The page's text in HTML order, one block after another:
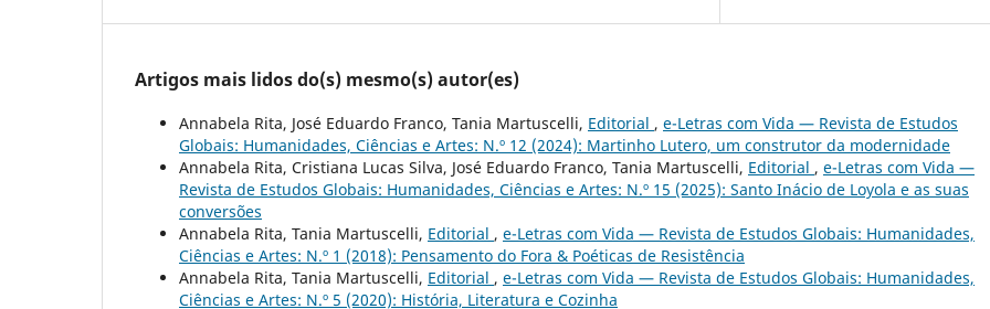
Artigos mais lidos do(s) mesmo(s) autor(es)
Annabela Rita, José Eduardo Franco, Tania Martuscelli, Editorial , e-Letras com Vida — Revista de Estudos
Globais: Humanidades, Ciências e Artes: N.º 12 (2024): Martinho Lutero, um construtor da modernidade
Annabela Rita, Cristiana Lucas Silva, José Eduardo Franco, Tania Martuscelli, Editorial , e-Letras com Vida —
Revista de Estudos Globais: Humanidades, Ciências e Artes: N.º 15 (2025): Santo Inácio de Loyola e as suas
conversões
Annabela Rita, Tania Martuscelli, Editorial , e-Letras com Vida — Revista de Estudos Globais: Humanidades,
Ciências e Artes: N.º 1 (2018): Pensamento do Fora & Poéticas de Resistência
Annabela Rita, Tania Martuscelli, Editorial , e-Letras com Vida — Revista de Estudos Globais: Humanidades,
Ciências e Artes: N.º 5 (2020): História, Literatura e Cozinha